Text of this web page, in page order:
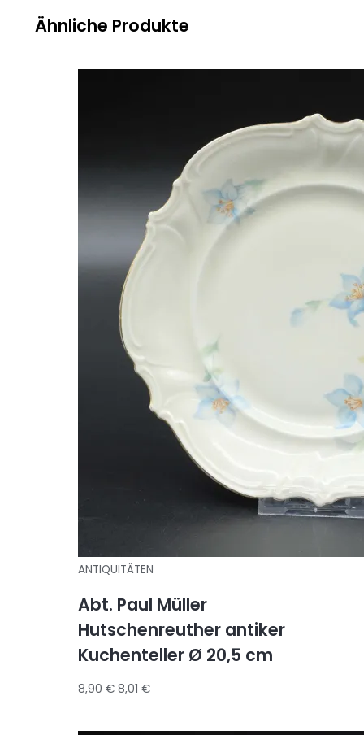
Ähnliche Produkte
ANTIQUITÄTEN
Abt. Paul Müller
Hutschenreuther antiker
Kuchenteller Ø 20,5 cm
8,90€ 8,01€